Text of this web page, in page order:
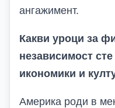
ангажимент.
Какви уроци за
независимост
икономики и
Америка роди в